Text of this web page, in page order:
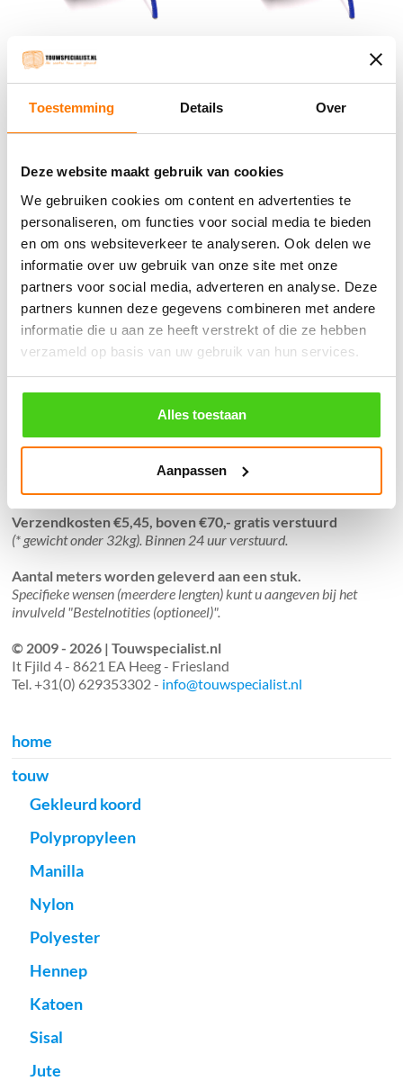
Toestemming Details Over
Deze website maakt gebruik van cookies
We gebruiken cookies om content en advertenties te
personaliseren, om functies voor social media te bieden
en om ons websiteverkeer te analyseren. Ook delen we
informatie over uw gebruik van onze site met onze
partners voor social media, adverteren en analyse. Deze
partners kunnen deze gegevens combineren met andere
informatie die u aan ze heeft verstrekt of die ze hebben
verzameld op basis van uw gebruik van hun services.
Alles toestaan
Aanpassen
2MM Grijs Koord (per meter)
€0.28incl. BTW
Bestel nu
100 meter)
Bestel nu
Winkelwagen
Geen producten in de winkelwagen.
֍ Groot aanbod & scherpe prijzen!
֍ Deskundig advies en gratis proefstukjes.
֍ Verzending in Nederland, België en Duitsland.
Verzendkosten €5,45, boven €70,- gratis verstuurd
(* gewicht onder 32kg). Binnen 24 uur verstuurd.
Aantal meters worden geleverd aan een stuk.
Specifieke wensen (meerdere lengten) kunt u aangeven bij het
invulveld "Bestelnotities (optioneel)".
© 2009 - 2026 | Touwspecialist.nl
It Fjild 4 - 8621 EA Heeg - Friesland
Tel. +31(0) 629353302 - info@touwspecialist.nl
home
touw
Gekleurd koord
Polypropyleen
Manilla
Nylon
Polyester
Hennep
Katoen
Sisal
Jute